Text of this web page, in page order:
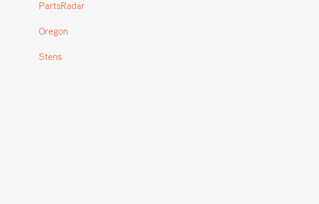
PartsRadar
Oregon
Stens